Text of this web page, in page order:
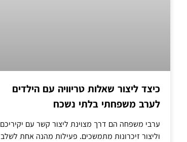
כיצד ליצור שאלות טריוויה עם הילדים
לערב משפחתי בלתי נשכח
ערבי משפחה הם דרך מצוינת ליצור קשר עם יקיריכם
וליצור זיכרונות מתמשכים. פעילות מהנה אחת לשלב